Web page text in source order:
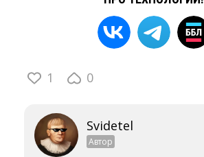
1 0
Svidetel
Автор